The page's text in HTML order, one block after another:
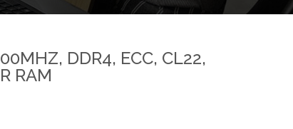
DDR4, ECC, CL22,
RAM